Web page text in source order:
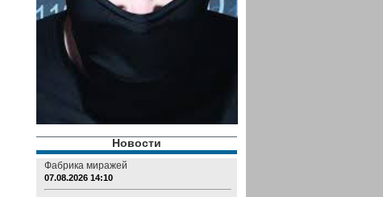
Новости
Фабрика миражей
07.08.2026 14:10